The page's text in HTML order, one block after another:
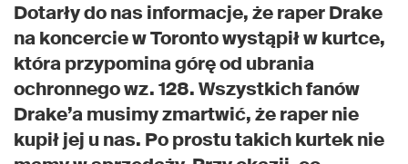
Dotarły do nas informacje, że raper Drake
na koncercie w Toronto wystąpił w kurtce,
która przypomina górę od ubrania
ochronnego wz. 128. Wszystkich fanów
Drake’a musimy zmartwić, że raper nie
kupił jej u nas. Po prostu takich kurtek nie